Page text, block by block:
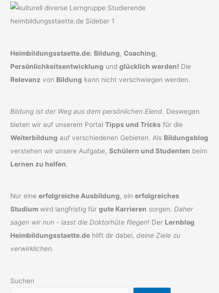
Heimbildungsstaette.de: Bildung,Coaching,
Persönlichkeitsentwicklung undglücklich werden! Die
Relevanz von Bildung kann nicht verschwiegen werden.
Bildung ist der Weg aus dem persönlichen Elend. Deswegen
bieten wir auf unserem PortalTipps und Tricks für die
Weiterbildung auf verschiedenen Gebieten. Als Bildungsblog
verstehen wir unsere Aufgabe,Schülern und Studenten beim
Lernen zu helfen.
Nur eineerfolgreiche Ausbildung, einerfolgreiches
Studium wird langfristig fürgute Karrieren sorgen.Daher
sagen wir nun - lasst die Doktorhüte fliegen! Der Lernblog
Heimbildungsstaette.de hilft dir dabei,deine Ziele zu
verwirklichen.
Suchen